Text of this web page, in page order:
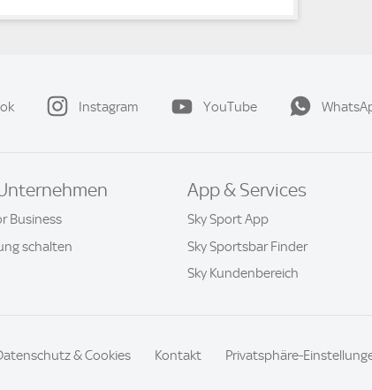
Instagram YouTube
Business
schalten
App & Services
Sky Sport App
Sky Sportsbar Finder
Sky Kundenbereich
& Cookies Kontakt Privatsphäre-